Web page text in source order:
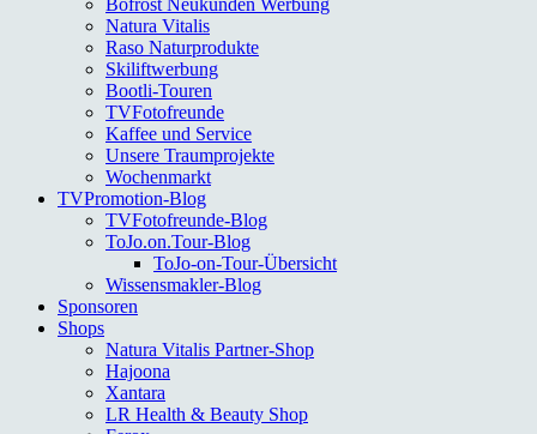
Bofrost Neukunden Werbung
Natura Vitalis
Raso Naturprodukte
Skiliftwerbung
Bootli-Touren
TVFotofreunde
Kaffee und Service
Unsere Traumprojekte
Wochenmarkt
TVPromotion-Blog
TVFotofreunde-Blog
ToJo.on.Tour-Blog
ToJo-on-Tour-Übersicht
Wissensmakler-Blog
Sponsoren
Shops
Natura Vitalis Partner-Shop
Hajoona
Xantara
LR Health & Beauty Shop